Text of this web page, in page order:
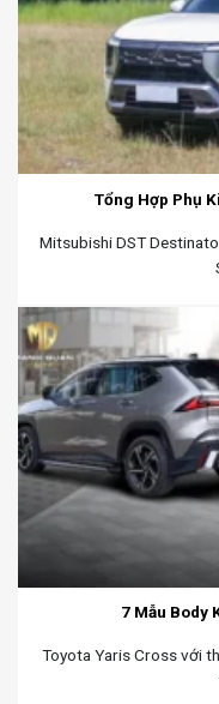
Tổng Hợp Phụ
Mitsubishi DST
7 Mẫu Body
Toyota Yaris Cross với